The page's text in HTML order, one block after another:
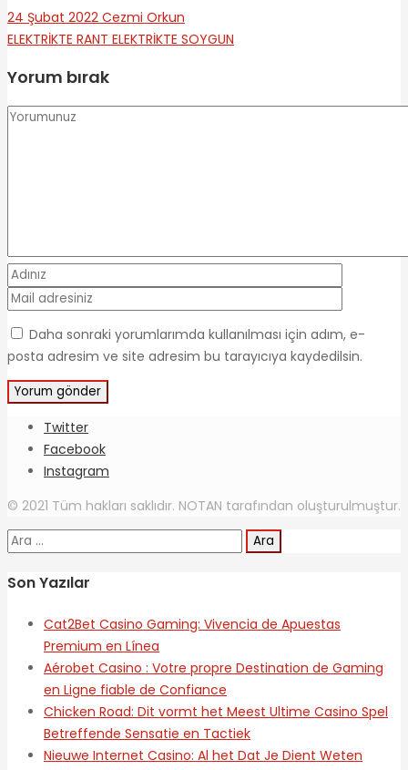
24 Şubat 2022 Cezmi Orkun
ELEKTRİKTE RANT ELEKTRİKTE SOYGUN
Yorum bırak
Daha sonraki yorumlarımda kullanılması için adım, e-
posta adresim ve site adresim bu tarayıcıya kaydedilsin.
Twitter
Facebook
Instagram
© 2021 Tüm hakları saklıdır. NOTAN tarafından oluşturulmuştur.
Arama:
Son Yazılar
Cat2Bet Casino Gaming: Vivencia de Apuestas
Premium en Línea
Aérobet Casino : Votre propre Destination de Gaming
en Ligne fiable de Confiance
Chicken Road: Dit vormt het Meest Ultime Casino Spel
Betreffende Sensatie en Tactiek
Nieuwe Internet Casino: Al het Dat Je Dient Weten